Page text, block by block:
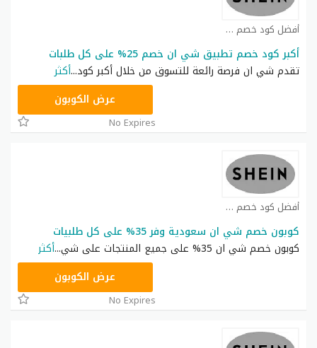
أفضل كود خصم شي ان كوبون
أكبر كود خصم تطبيق شي ان خصم 25% على كل طلبات
تقدم شي ان فرصة رائعة للتسوق من خلال أكبر كود...أكثر
عرض الكوبون
No Expires
أفضل كود خصم شي ان كوبون
كوبون خصم شي ان سعودية وفر 35% على كل طلبيات
كوبون خصم شي ان 35% على جميع المنتجات على شي
...أكثر
عرض الكوبون
No Expires